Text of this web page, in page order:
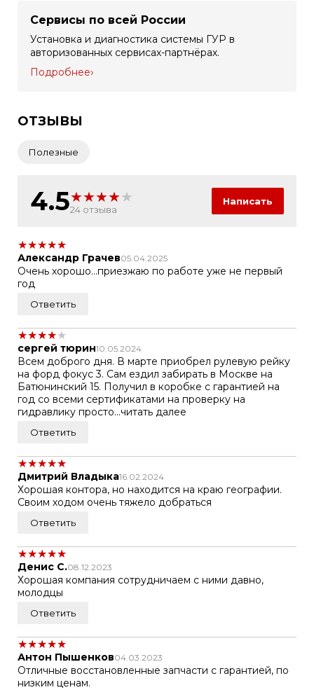
Сервисы по всей России
Установка и диагностика системы ГУР в
авторизованных сервисах-партнёрах.
Подробнее
ОТЗЫВЫ
Полезные
★★★★★
Александр Грачев05.04.2025
Очень хорошо...приезжаю по работе уже не первый
год
Ответить
★★★★★
сергей тюрин10.05.2024
Всем доброго дня. В марте приобрел рулевую рейку
на форд фокус 3. Сам ездил забирать в Москве на
Батюнинский 15. Получил в коробке с гарантией на
год со всеми сертификатами на проверку на
гидравлику просто...читать далее
Ответить
★★★★★
Дмитрий Владыка16.02.2024
Хорошая контора, но находится на краю географии.
Своим ходом очень тяжело добраться
Ответить
★★★★★
Денис С.08.12.2023
Хорошая компания сотрудничаем с ними давно,
молодцы
Ответить
★★★★★
Антон Пышенков04.03.2023
Отличные восстановленные запчасти с гарантией, по
низким ценам.
4.5★★★★★
24 отзыва
Написать